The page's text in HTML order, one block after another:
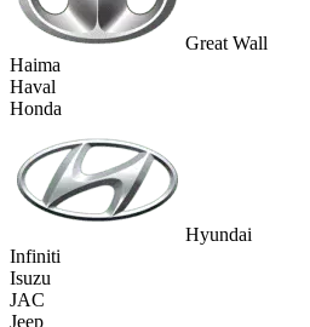
Great Wall
Haima
Haval
Honda
Hyundai
Infiniti
Isuzu
JAC
Jeep